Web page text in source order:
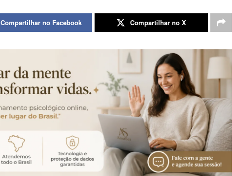
Compartilhar no Facebook Compartilhar no X